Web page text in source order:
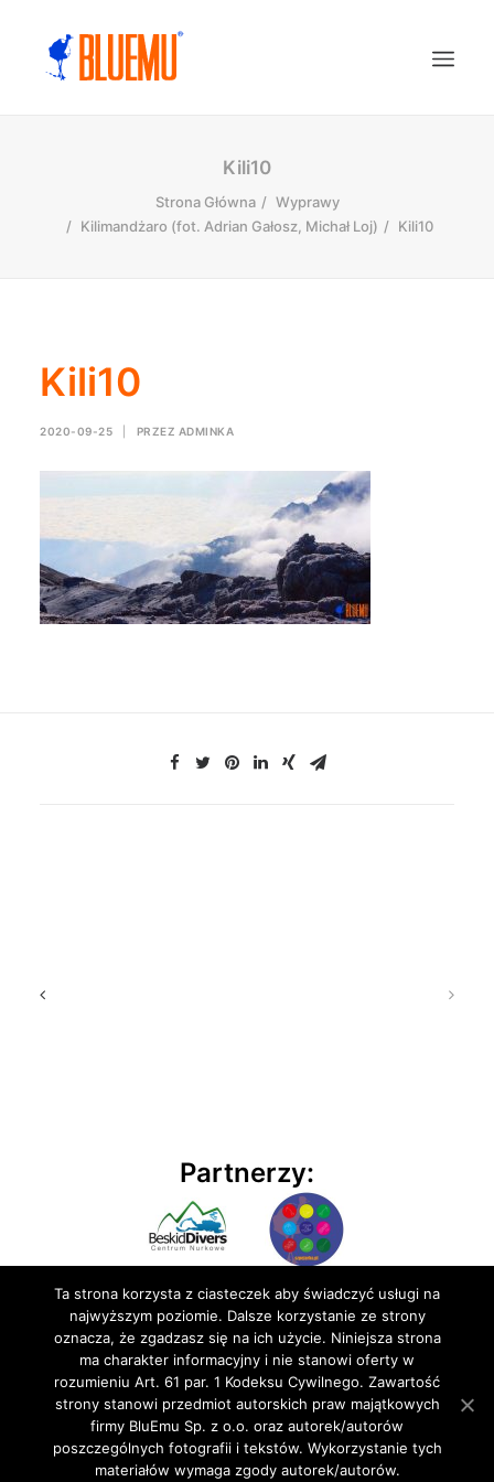
Kili10
Strona Główna
Wyprawy
Kilimandżaro (fot. Adrian Gałosz, Michał Loj)
Kili10
Kili10
2020-09-25 PRZEZ ADMINKA
Partnerzy:
© 2020 BluEmu sp. z o.o. Wszelkie prawa zastrzeżone
Ta strona korzysta z ciasteczek aby świadczyć usługi na
najwyższym poziomie. Dalsze korzystanie ze strony
oznacza, że zgadzasz się na ich użycie. Niniejsza strona
ma charakter informacyjny i nie stanowi oferty w
rozumieniu Art. 61 par. 1 Kodeksu Cywilnego. Zawartość
strony stanowi przedmiot autorskich praw majątkowych
firmy BluEmu Sp. z o.o. oraz autorek/autorów
poszczególnych fotografii i tekstów. Wykorzystanie tych
materiałów wymaga zgody autorek/autorów.